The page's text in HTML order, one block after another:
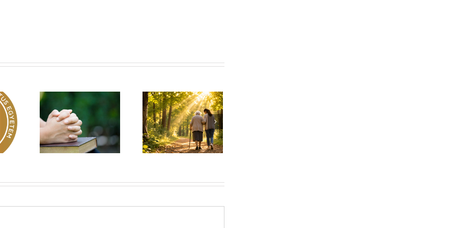
–
149
Egy fa kidől, messze
hangzik. Nő az erdő,
ki hallja? –
Diakónusok
vasárnapja – II. rész
Imádság éve 2026 –
El nem hagylak
téged